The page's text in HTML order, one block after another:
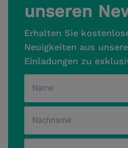
unseren
Erhalten Sie
Neuigkeiten aus
Einladungen zu